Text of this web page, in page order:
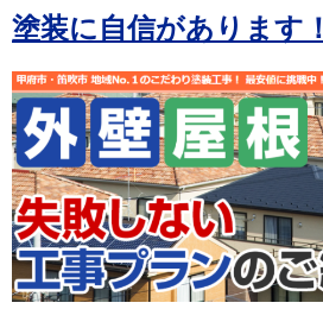
塗装に自信があります！